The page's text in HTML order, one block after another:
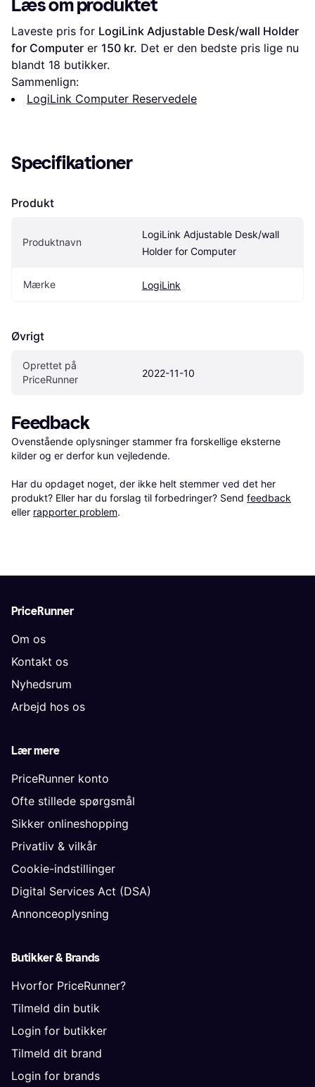
Læs om produktet
Laveste pris for LogiLink Adjustable Desk/wall Holder
for Computer er 150 kr. Det er den bedste pris lige nu
blandt 18 butikker.
Sammenlign:
LogiLink Computer Reservedele
Specifikationer
Produkt
Produktnavn
LogiLink Adjustable Desk/wall
Holder for Computer
Mærke LogiLink
Øvrigt
Oprettet på
PriceRunner
2022-11-10
Feedback
Ovenstående oplysninger stammer fra forskellige eksterne
kilder og er derfor kun vejledende.
Har du opdaget noget, der ikke helt stemmer ved det her
produkt? Eller har du forslag til forbedringer? Send feedback
eller rapporter problem.
PriceRunner
Om os
Kontakt os
Nyhedsrum
Arbejd hos os
Lær mere
PriceRunner konto
Ofte stillede spørgsmål
Sikker onlineshopping
Privatliv & vilkår
Cookie-indstillinger
Digital Services Act (DSA)
Annonceoplysning
Butikker & Brands
Hvorfor PriceRunner?
Tilmeld din butik
Login for butikker
Tilmeld dit brand
Login for brands